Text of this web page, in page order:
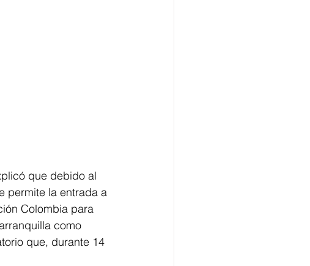
que debido al
permite la entrada a
Colombia para
como
que, durante 14